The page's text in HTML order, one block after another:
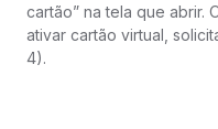
cartão” na tela que abrir.
ativar cartão virtual,
4).​